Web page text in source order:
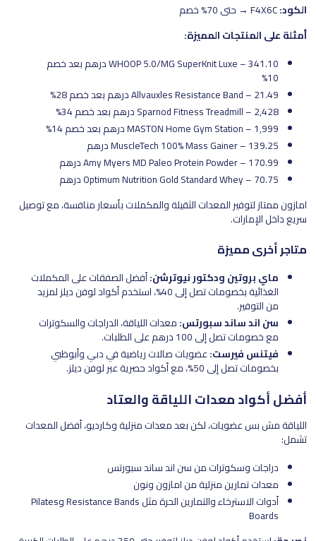
الكود:F4X6C → حتى 70% خصم
أمثلة على المنتجات المميزة:
WHOOP 5.0/MG SuperKnit Luxe – 341.10 درهم بعد خصم
10%
Allvauxles Resistance Band – 21.49 درهم بعد خصم 28%
Sparnod Fitness Treadmill – 2,428 درهم بعد خصم 34%
MASTON Home Gym Station – 1,999 درهم بعد خصم 14%
MuscleTech 100% Mass Gainer – 139.25 درهم
Amy Myers MD Paleo Protein Powder – 170.99 درهم
Optimum Nutrition Gold Standard Whey – 70.75 درهم
امازون ممتاز لتوفير المعدات الثقيلة والمكملات بأسعار منافسة، مع توصيل
سريع داخل الإمارات.
متاجر أخرى مميزة
ماي بروتين ودكتور نيوترشن:أفضل الصفقات على المكملات
الغذائية بخصومات تصل إلى 40%، استخدم أكواد لوفن ديلز لمزيد
من التوفير.
سن اند ساند سبورتس:معدات اللياقة، الدراجات والسكوترات
مع خصومات تصل إلى 100 درهم على الطلبات.
فيتنس فيرست:عضويات صالات رياضية في دبي وأبوظبي
بخصومات تصل إلى 50%، مع أكواد حصرية عبر لوفن ديلز.
أفضل أكواد معدات اللياقة والعتاد
اللياقة مش بس عضويات، لكن بعد معدات منزلية وكارديو، أفضل المعدات
تشمل:
دراجات وسكوترات من سن اند ساند سبورتس
معدات تمارين منزلية من امازون ونون
أدوات الاسترخاء والتمارين الحرة مثل Resistance Bands وPilates
Boards